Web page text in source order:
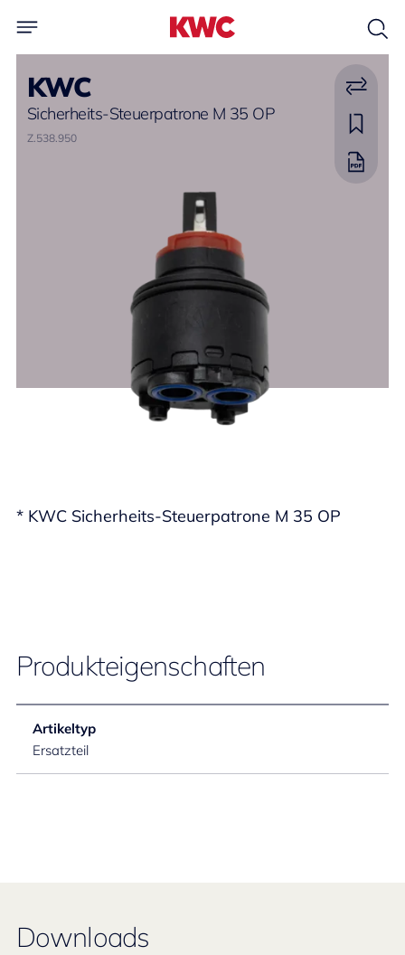
KWC
Sicherheits-Steuerpatrone M 35 OP
Z.538.950
* KWC Sicherheits-Steuerpatrone M 35 OP
Produkteigenschaften
Artikeltyp
Ersatzteil
Downloads